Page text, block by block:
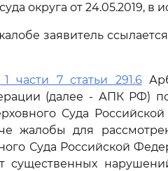
округа от 24.05.2019, в
заявитель
1 части 7 статьи 291.6
(далее - АПК РФ)
Суда
жалобы для
Суда Российской
существенных